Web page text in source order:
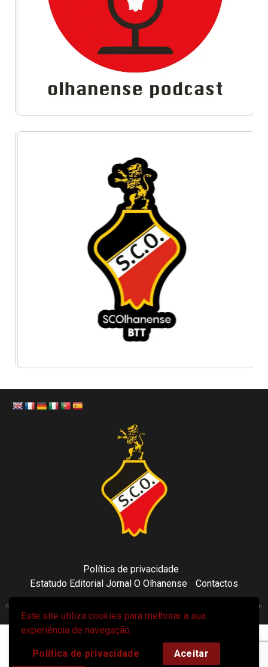
Este site utiliza cookies para melhorar a sua
experiência de navegação.
Política de privacidade Aceitar
Política de privacidade
Estatudo Editorial Jornal O Olhanense
Contactos
Copyright 2021 © Sporting Clube Olhanense - All rights reserved | Adapted by Tecni24.com | Hosted on
ToonsDomain.com |Newspherepor AF themes.